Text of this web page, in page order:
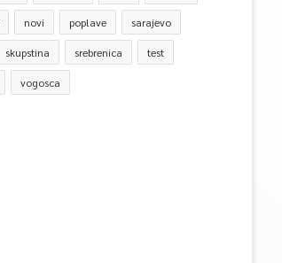
novi poplave sarajevo
skupstina srebrenica test
vogosca